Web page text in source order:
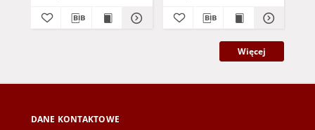
Więcej
DANE KONTAKTOWE